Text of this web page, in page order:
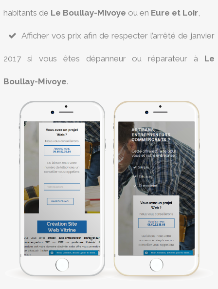
habitants de Le Boullay-Mivoye ou en Eure et Loir,
Afficher vos prix afin de respecter l’arrêté de janvier
2017 si vous êtes dépanneur ou réparateur à Le
Boullay-Mivoye.